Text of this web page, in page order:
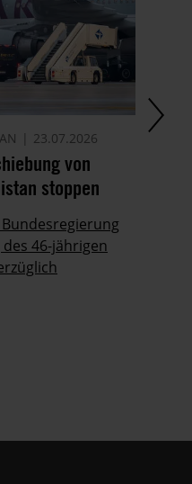
23.07.2026
von
stoppen
46-jährigen